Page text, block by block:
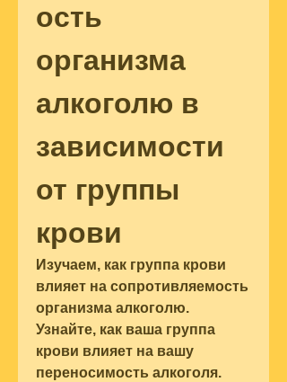
ость
организма
алкоголю в
зависимости
от группы
крови
Изучаем, как группа крови
влияет на сопротивляемость
организма алкоголю.
Узнайте, как ваша группа
крови влияет на вашу
переносимость алкоголя.